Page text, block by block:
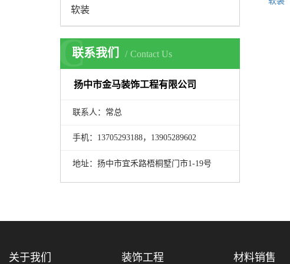
软装
联系我们 Contact Us
C
扬中市金马装饰工程有限公司
联系人：常总
手机：13705293188，13905289602
地址：扬中市宜禾路梧桐墅门市1-19号
关于我们 装饰工程 材料销售